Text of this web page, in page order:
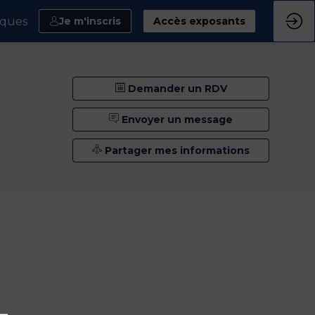
Je m'inscris Accès exposants
Demander un RDV
Envoyer un message
Partager mes informations